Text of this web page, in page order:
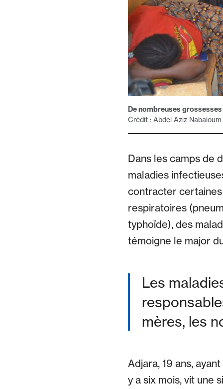
De nombreuses
Crédit : Abdel Aziz Nabaloum
Dans les camps de
maladies
contracter certaines
respiratoires
typhoïde), des
témoigne le major
Les
mères, les
Adjara, 19 ans,
y a six mois, vit une